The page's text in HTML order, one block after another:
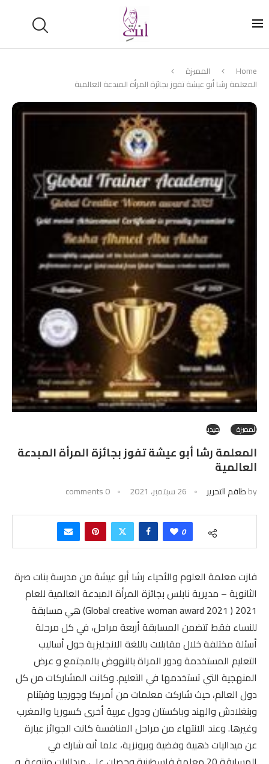
Home
المميزة
المعلمة رشا أبو عيشة تفوز بجائزة المرأة المبدعة العالمية
المميزة ميديا
المعلمة رشا أبو عيشة تفوز بجائزة المرأة المبدعة
العالمية
byطاقم التحرير 26 سبتمبر، 2021 0 comments
0
فازت معلمة العلوم والأحياء رشا أبو عيشة من مدرسة بنات صرة
الثانوية – مديرية نابلس بجائزة المرأة المبدعة العالمية للعام
2021 ( Global creative woman award 2021) هي مسابقة
للنساء فقط تتضمن المسابقة أربعة مراحل، في كل مرحلة
أسئلة مختلفة خلال مقابلات باللغة الانجليزية حول أساليب
التعليم المستخدمة ودور المراة بالنهوض بالمجتمع و عرض
المنهجية التي تستخدمها في التعليم. وكانت المشاركات من كل
دول العالم، حيث شاركت معلمات من أمريكا وجورجيا وفيتنام
وبنغلادش والهند وباكستان ودول عربية أخرى كسوريا والمغرب
وغيرها. وعند الانتهاء من مراحل المنافسة كانت الجوائز عبارة
عن ميداليات ذهبية وفضية وبرونزية، علما أنه شارك في